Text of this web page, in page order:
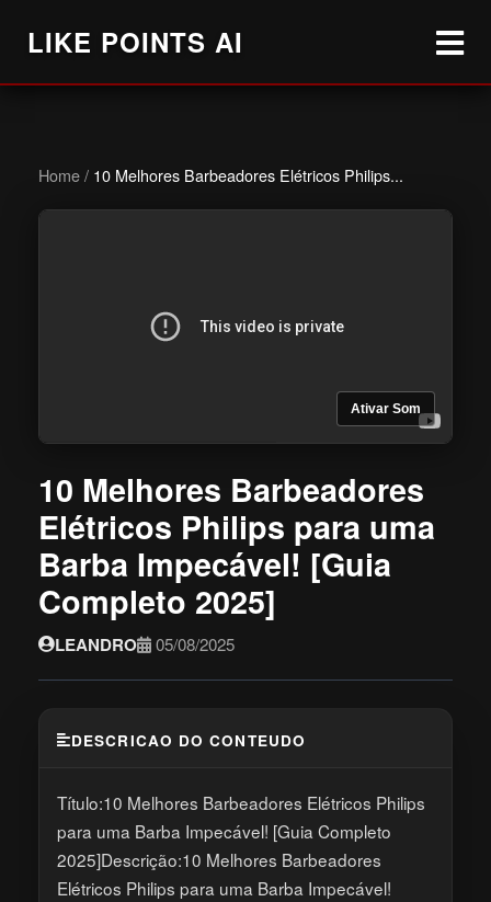
LIKE POINTS AI
Home/ 10 Melhores Barbeadores Elétricos Philips...
Ativar Som
10 Melhores Barbeadores
Elétricos Philips para uma
Barba Impecável! [Guia
Completo 2025]
LEANDRO 05/08/2025
DESCRICAO DO CONTEUDO
Título:10 Melhores Barbeadores Elétricos Philips
para uma Barba Impecável! [Guia Completo
2025]Descrição:10 Melhores Barbeadores
Elétricos Philips para uma Barba Impecável!